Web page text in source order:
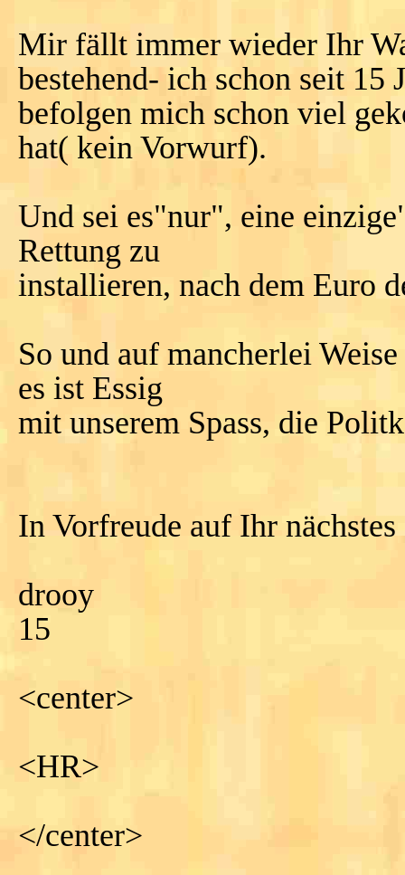
Mir fällt immer wieder Ihr
bestehend- ich schon seit 15
befolgen mich schon viel
hat( kein Vorwurf).
Und sei es"nur", eine
Rettung zu
installieren, nach dem Euro
So und auf mancherlei
es ist Essig
mit unserem Spass, die
In Vorfreude auf Ihr nächstes
drooy
15
<center>
<HR>
</center>